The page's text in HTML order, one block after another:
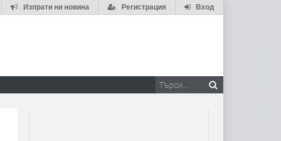
Вход
Регистрация
Изпрати ни новина